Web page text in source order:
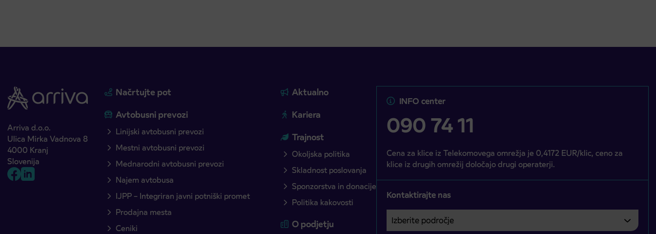
Arriva d.o.o.
Ulica Mirka Vadnova 8
4000 Kranj
Slovenija
Načrtujte pot
Avtobusni prevozi
Linijski avtobusni prevozi
Mestni avtobusni prevozi
Mednarodni avtobusni prevozi
Najem avtobusa
IJPP – Integriran javni potniški promet
Prodajna mesta
Ceniki
Aktualno
Kariera
Trajnost
Okoljska politika
Skladnost poslovanja
Sponzorstva in donacije
Politika kakovosti
O podjetju
INFO center
090 74 11
Cena za klice iz Telekomovega omrežja je 0,4172 EUR/klic, ceno za
klice iz drugih omrežij določajo drugi operaterji.
Kontaktirajte nas
Izberite področje
Področje je obvezno izbrati.